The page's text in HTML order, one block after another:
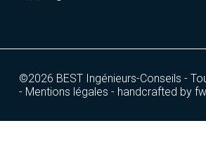
©2026 BEST Ingénieurs-Conseils -
- Mentions légales - handcrafted by